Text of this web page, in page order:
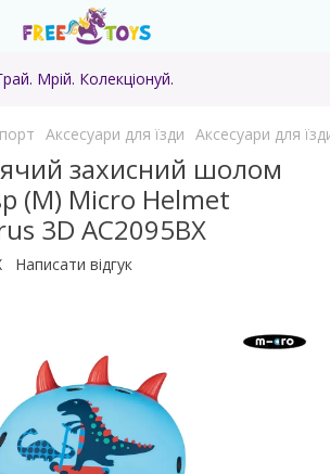
Мрій. Колекціонуй.
Аксесуари для їзди Аксесуари для
захисний шолом
(M) Micro Helmet
3D AC2095BX
Написати відгук